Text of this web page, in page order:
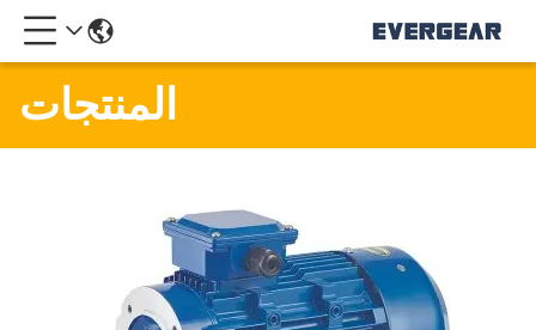
المنتجات